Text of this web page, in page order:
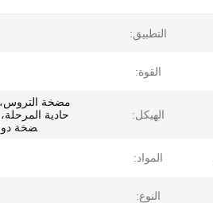
التطبيق:
القوة:
الهيكل:
مضخة
حادية
ضخة
المواد:
النوع: